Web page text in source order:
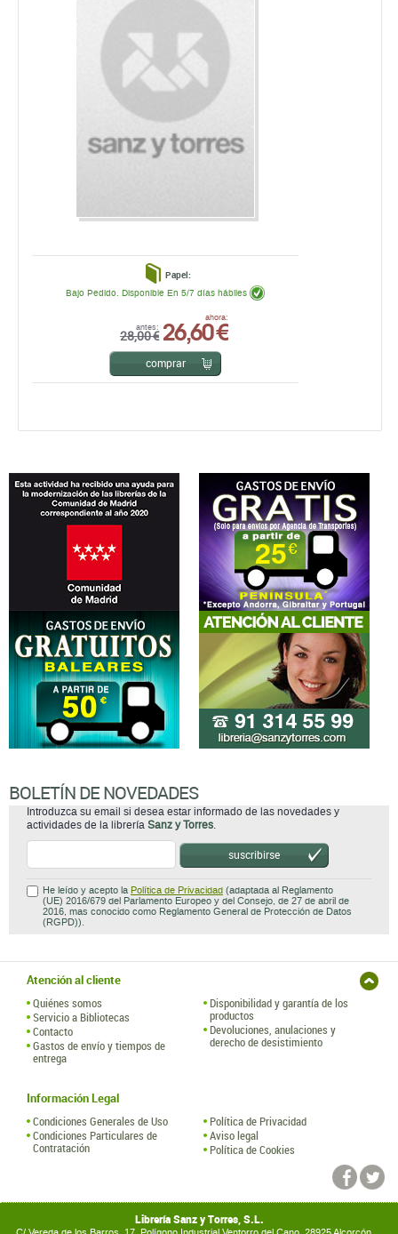
Papel:
antes:
28,00 €
ahora:
26,60 €
Bajo Pedido. Disponible En 5/7 días hábiles
comprar
BOLETÍN DE NOVEDADES
Introduzca su email si desea estar informado de las novedades y
actividades de la librería Sanz y Torres
suscribirse
He leído y acepto la Política de Privacidad (adaptada al Reglamento
(UE) 2016/679 del Parlamento Europeo y del Consejo, de 27 de abril de
2016, mas conocido como Reglamento General de Protección de Datos
(RGPD)).
Atención al cliente
Quiénes somos
Servicio a Bibliotecas
Contacto
Gastos de envío y tiempos de
entrega
Disponibilidad y garantía de los
productos
Devoluciones, anulaciones y
derecho de desistimiento
Información Legal
Condiciones Generales de Uso
Condiciones Particulares de
Contratación
Política de Privacidad
Aviso legal
Política de Cookies
Librería Sanz y Torres, S.L.